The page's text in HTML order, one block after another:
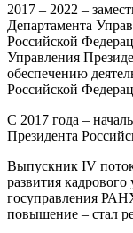
2017 – 2022 –
Департамента
Российской
Управления
обеспечению
Российской
С 2017 года –
Президента
Выпускник IV
развития
госуправления
повышение – стал